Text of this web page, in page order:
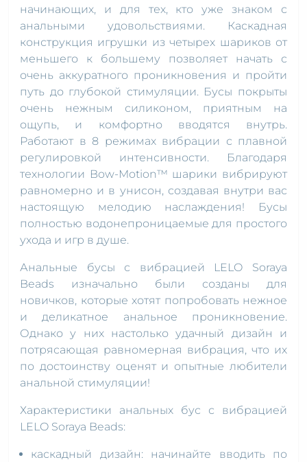
начинающих, и для тех, кто уже знаком с
анальными удовольствиями. Каскадная
конструкция игрушки из четырех шариков от
меньшего к большему позволяет начать с
очень аккуратного проникновения и пройти
путь до глубокой стимуляции. Бусы покрыты
очень нежным силиконом, приятным на
ощупь, и комфортно вводятся внутрь.
Работают в 8 режимах вибрации с плавной
регулировкой интенсивности. Благодаря
технологии Bow-Motion™ шарики вибрируют
равномерно и в унисон, создавая внутри вас
настоящую мелодию наслаждения! Бусы
полностью водонепроницаемые для простого
ухода и игр в душе.
Анальные бусы с вибрацией LELO Soraya
Beads изначально были созданы для
новичков, которые хотят попробовать нежное
и деликатное анальное проникновение.
Однако у них настолько удачный дизайн и
потрясающая равномерная вибрация, что их
по достоинству оценят и опытные любители
анальной стимуляции!
Характеристики анальных бус с вибрацией
LELO Soraya Beads:
каскадный дизайн: начинайте вводить по